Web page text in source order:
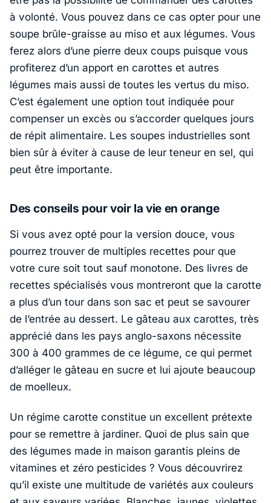
à volonté. Vous pouvez dans ce cas opter pour une
soupe brûle-graisse au miso et aux légumes. Vous
ferez alors d’une pierre deux coups puisque vous
profiterez d’un apport en carottes et autres
légumes mais aussi de toutes les vertus du miso.
C’est également une option tout indiquée pour
compenser un excès ou s’accorder quelques jours
de répit alimentaire. Les soupes industrielles sont
bien sûr à éviter à cause de leur teneur en sel, qui
peut être importante.
Des conseils pour voir la vie en orange
Si vous avez opté pour la version douce, vous
pourrez trouver de multiples recettes pour que
votre cure soit tout sauf monotone. Des livres de
recettes spécialisés vous montreront que la carotte
a plus d’un tour dans son sac et peut se savourer
de l’entrée au dessert. Le gâteau aux carottes, très
apprécié dans les pays anglo-saxons nécessite
300 à 400 grammes de ce légume, ce qui permet
d’alléger le gâteau en sucre et lui ajoute beaucoup
de moelleux.
Un régime carotte constitue un excellent prétexte
pour se remettre à jardiner. Quoi de plus sain que
des légumes made in maison garantis pleins de
vitamines et zéro pesticides ? Vous découvrirez
qu’il existe une multitude de variétés aux couleurs